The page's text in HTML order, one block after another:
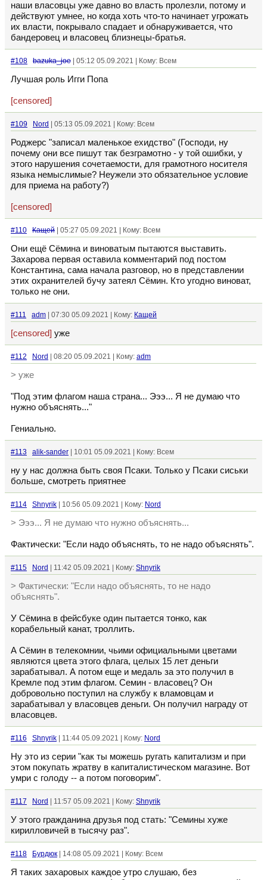
наши власовцы уже давно во власть пролезли, потому и
действуют умнее, но когда хоть что-то начинает угрожать
их власти, покрывало спадает и обнаруживается, что
бандеровец и власовец близнецы-братья.
#108 bazuka_joe | 05:12 05.09.2021 | Кому: Всем
Лучшая роль Игги Попа
[censored]
#109 Nord | 05:13 05.09.2021 | Кому: Всем
Роджерс "записал маленькое ехидство" (Господи, ну
почему они все пишут так безграмотно - у той ошибки, у
этого нарушения сочетаемости, для грамотного носителя
языка немыслимые? Неужели это обязательное условие
для приема на работу?)
[censored]
#110 Кащей | 05:27 05.09.2021 | Кому: Всем
Они ещё Сёмина и виноватым пытаются выставить.
Захарова первая оставила комментарий под постом
Константина, сама начала разговор, но в представлении
этих охранителей бучу затеял Сёмин. Кто угодно виноват,
только не они.
#111 adm | 07:30 05.09.2021 | Кому: Кащей
[censored] уже
#112 Nord | 08:20 05.09.2021 | Кому: adm
> уже
"Под этим флагом наша страна... Эээ... Я не думаю что
нужно объяснять..."
Гениально.
#113 alik-sander | 10:01 05.09.2021 | Кому: Всем
ну у нас должна быть своя Псаки. Только у Псаки сиськи
больше, смотреть приятнее
#114 Shnyrik | 10:56 05.09.2021 | Кому: Nord
> Эээ... Я не думаю что нужно объяснять...
Фактически: "Если надо объяснять, то не надо объяснять".
#115 Nord | 11:42 05.09.2021 | Кому: Shnyrik
> Фактически: "Если надо объяснять, то не надо
объяснять".
У Сёмина в фейсбуке один пытается тонко, как
корабельный канат, троллить.
А Сёмин в телекомнии, чьими официальными цветами
являются цвета этого флага, целых 15 лет деньги
зарабатывал. А потом еще и медаль за это получил в
Кремле под этим флагом. Семин - власовец? Он
добровольно поступил на службу к вламовцам и
зарабатывал у власовцев деньги. Он получил награду от
власовцев.
#116 Shnyrik | 11:44 05.09.2021 | Кому: Nord
Ну это из серии "как ты можешь ругать капитализм и при
этом покупать жратву в капиталистическом магазине. Вот
умри с голоду -- а потом поговорим".
#117 Nord | 11:57 05.09.2021 | Кому: Shnyrik
У этого гражданина друзья под стать: "Семины хуже
кирилловичей в тысячу раз".
#118 Бурдюк | 14:08 05.09.2021 | Кому: Всем
Я таких захаровых каждое утро слушаю, без